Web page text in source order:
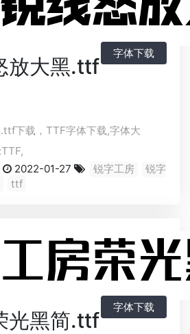
放大黑.ttf
字体下载
下载， TTF字体下载,字体大
TTF,
2022-01-27 锐字工房
锐字
ttf
光黑简.ttf
字体下载